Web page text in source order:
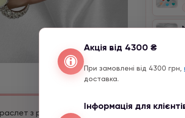
Акція від 4300 ₴
При замовлені від 4300 грн,
доставка.
Інформація для
з різних каменів